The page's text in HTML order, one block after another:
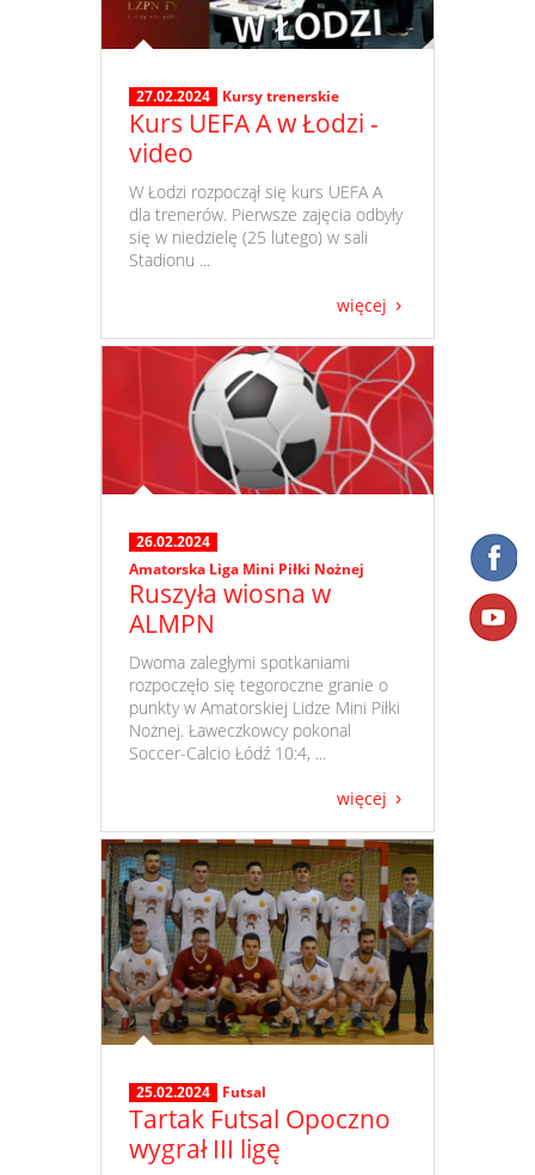
27.02.2024 Kursy trenerskie
Kurs UEFA A w Łodzi -
video
​ W Łodzi rozpoczął się kurs UEFA A
dla trenerów. Pierwsze zajęcia odbyły
się w niedzielę (25 lutego) w sali
Stadionu ...
więcej
26.02.2024
Amatorska Liga Mini Piłki Nożnej
Ruszyła wiosna w
ALMPN
​ Dwoma zaległymi spotkaniami
rozpoczęło się tegoroczne granie o
punkty w Amatorskiej Lidze Mini Piłki
Nożnej. Ławeczkowcy pokonal
Soccer-Calcio Łódź 10:4, ...
więcej
25.02.2024 Futsal
Tartak Futsal Opoczno
wygrał III ligę